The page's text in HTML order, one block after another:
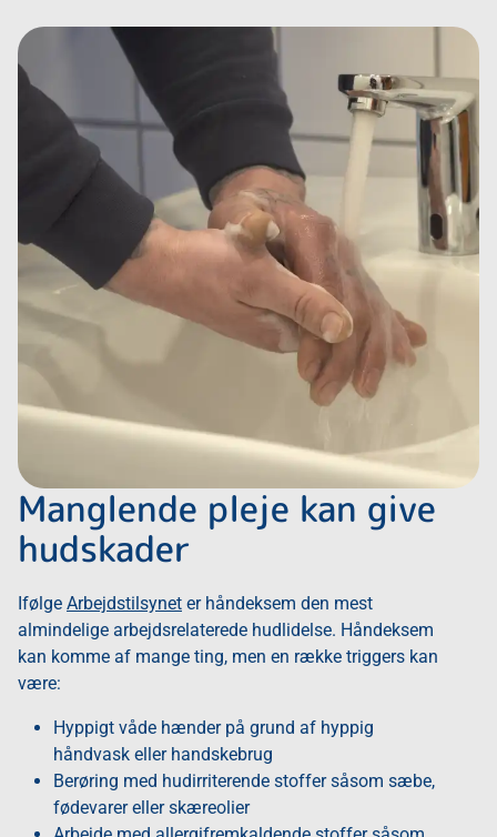
Manglende pleje kan give
hudskader
Ifølge Arbejdstilsynet er håndeksem den mest
almindelige arbejdsrelaterede hudlidelse. Håndeksem
kan komme af mange ting, men en række triggers kan
være:
Hyppigt våde hænder på grund af hyppig
håndvask eller handskebrug
Berøring med hudirriterende stoffer såsom sæbe,
fødevarer eller skæreolier